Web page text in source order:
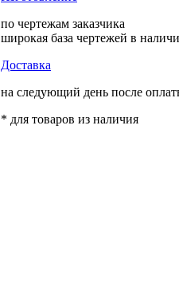
по чертежам заказчика
широкая база чертежей в
Доставка
на следующий день после
* для товаров из наличия